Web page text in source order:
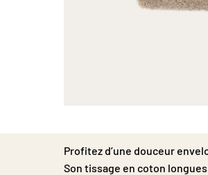
de
la
Profitez d’une douceur
Son tissage en coton